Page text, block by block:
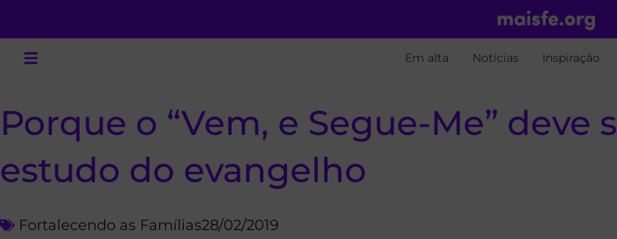
Em alta Notícias Inspiração
Porque o “Vem, e Segue-Me”
estudo do evangelho
Fortalecendo as Famílias28/02/2019